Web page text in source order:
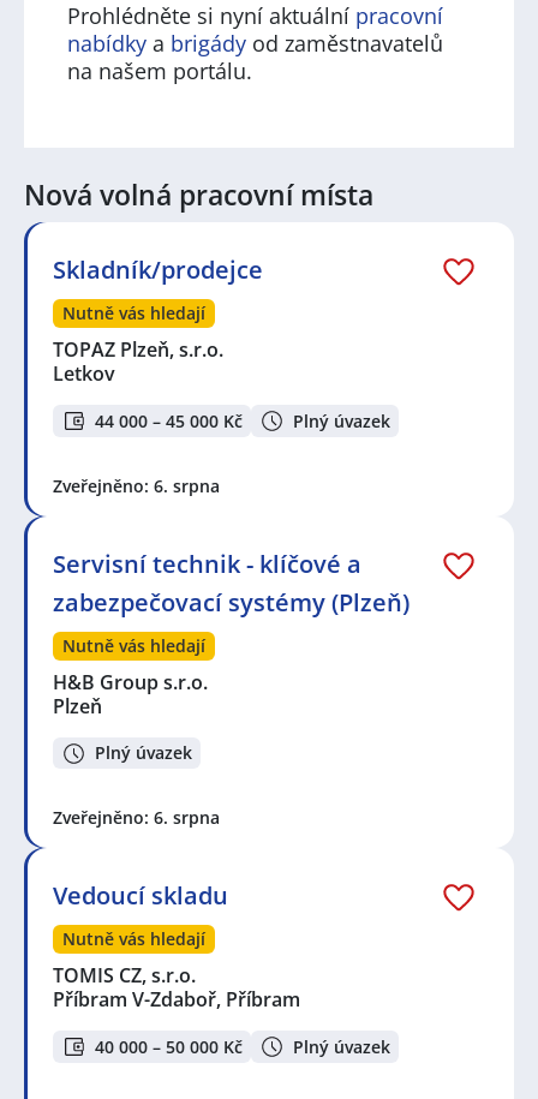
Prohlédněte si nyní aktuální pracovní
nabídky a brigády od zaměstnavatelů
na našem portálu.
Nová volná pracovní místa
Skladník/prodejce
Nutně vás hledají
TOPAZ Plzeň, s.r.o.
Letkov
44 000 – 45 000 Kč Plný úvazek
Zveřejněno: 6. srpna
Servisní technik - klíčové a
zabezpečovací systémy (Plzeň)
Nutně vás hledají
H&B Group s.r.o.
Plzeň
Plný úvazek
Zveřejněno: 6. srpna
Vedoucí skladu
Nutně vás hledají
TOMIS CZ, s.r.o.
Příbram V-Zdaboř, Příbram
40 000 – 50 000 Kč Plný úvazek